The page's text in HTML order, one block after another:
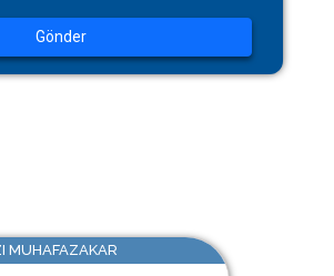
Gönder
MUHAFAZAKAR